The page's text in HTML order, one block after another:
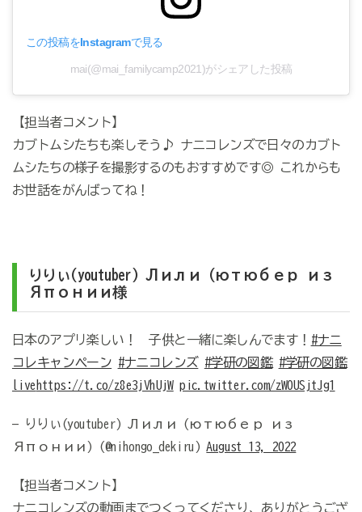
この投稿をInstagramで見る
mai(@mai_familycamp2021)がシェアした投稿
【担当者コメント】
カブトムシたちも楽しそう♪ ナニコレンズで日々のカブト
ムシたちの様子を撮影するのもおすすめです◎ これからも
お世話をがんばってね！
りりぃ(youtuber) Лили (ютюбер из
Японии様
日本のアプリ楽しい！ 子供と一緒に楽しんでます！ #ナニ
コレキャンペーン #ナニコレンズ #学研の図鑑 #学研の図鑑
live https://t.co/z8e3jVhUjW pic.twitter.com/zW0USjtJg1
— りりぃ(youtuber) Лили (ютюбер из
Японии) (@nihongo_dekiru)August 13, 2022
【担当者コメント】
ナニコレンズの動画までつくってくださり、ありがとうござ